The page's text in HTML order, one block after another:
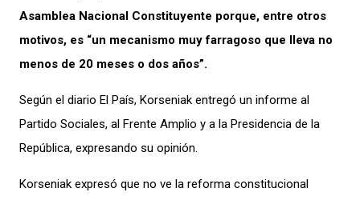
Asamblea Nacional Constituyente porque, entre otros
motivos, es “un mecanismo muy farragoso que lleva no
menos de 20 meses o dos años”.
Según el diario El País, Korseniak entregó un informe al
Partido Sociales, al Frente Amplio y a la Presidencia de la
República, expresando su opinión.
Korseniak expresó que no ve la reforma constitucional